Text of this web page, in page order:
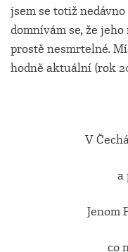
jsem se totiž
domnívám se, že
prostě nesmrtelné.
hodně aktuální (rok
V
a
Jenom
co